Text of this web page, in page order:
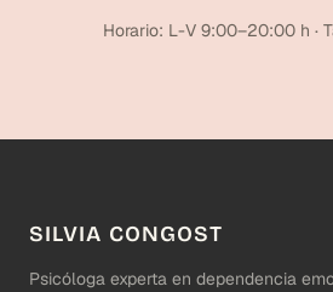
Horario: L-V 9:00–20:00 h ·
SILVIA CONGOST
Psicóloga experta en dependencia